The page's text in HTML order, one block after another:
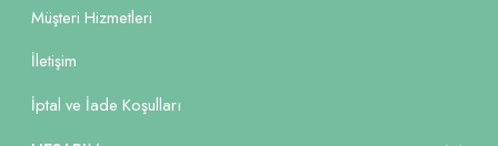
Müşteri Hizmetleri
İletişim
İptal ve İade Koşulları